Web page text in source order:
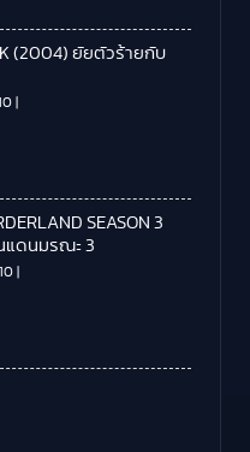
(2004) ยัยตัวร้ายกับ
|
SEASON 3
แดนมรณะ 3
10 |